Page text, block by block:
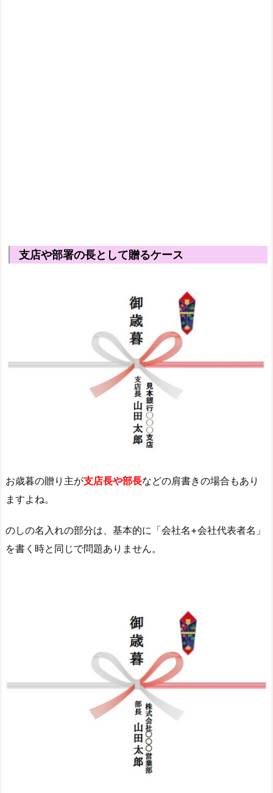
支店や部署の長として贈るケース
お歳暮の贈り主が支店長や部長などの肩書きの場合もあり
ますよね。
のしの名入れの部分は、基本的に「会社名+会社代表者名」
を書く時と同じで問題ありません。